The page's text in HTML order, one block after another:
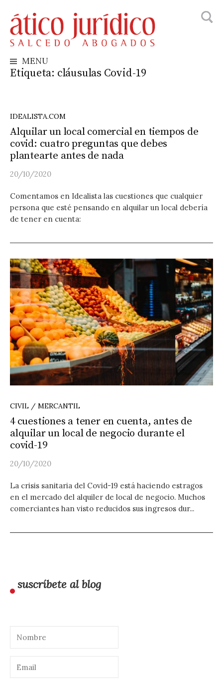
to
content
MENU
Etiqueta: cláusulas Covid-19
IDEALISTA.COM
Alquilar un local comercial en tiempos de
covid: cuatro preguntas que debes
plantearte antes de nada
20/10/2020
Comentamos en Idealista las cuestiones que cualquier
persona que esté pensando en alquilar un local debería
de tener en cuenta:
CIVIL / MERCANTIL
4 cuestiones a tener en cuenta, antes de
alquilar un local de negocio durante el
covid-19
20/10/2020
La crisis sanitaria del Covid-19 está haciendo estragos
en el mercado del alquiler de local de negocio. Muchos
comerciantes han visto reducidos sus ingresos dur...
suscríbete al blog